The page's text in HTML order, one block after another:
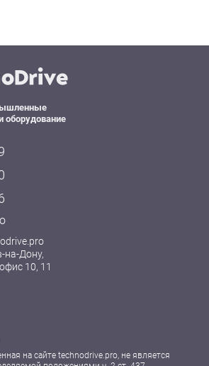
на-Дону,
10, 11
на сайте technodrive.pro, не является